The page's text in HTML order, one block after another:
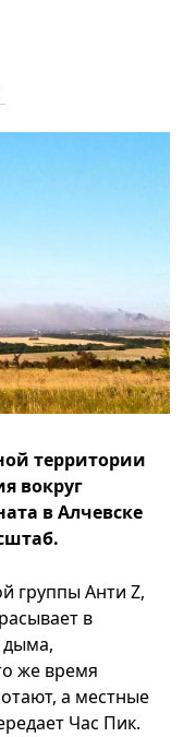
территории
вокруг
в Алчевске
группы Анти Z,
в
дыма,
же время
а местные
Час Пик.